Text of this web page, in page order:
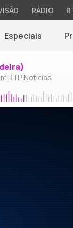
RÁDIO
Especiais
RTP Notícias